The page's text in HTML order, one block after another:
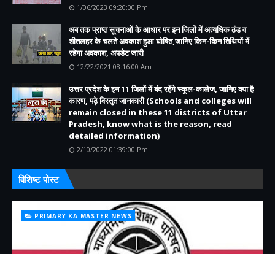
1/06/2023 09:20:00 Pm
अब तक प्राप्त सूचनाओं के आधार पर इन जिलों में अत्यधिक ठंड व
शीतलहर के चलते अवकाश हुआ घोषित,जानिए किन-किन तिथियों में
रहेगा अवकाश, अपडेट जारी
12/22/2021 08:16:00 Am
उत्तर प्रदेश के इन 11 जिलों में बंद रहेंगे स्कूल-कालेज, जानिए क्या है
कारण, पढ़े विस्तृत जानकारी (Schools and colleges will
remain closed in these 11 districts of Uttar
Pradesh, know what is the reason, read
detailed information)
2/10/2022 01:39:00 Pm
विशिष्ट पोस्ट
PRIMARY KA MASTER NEWS